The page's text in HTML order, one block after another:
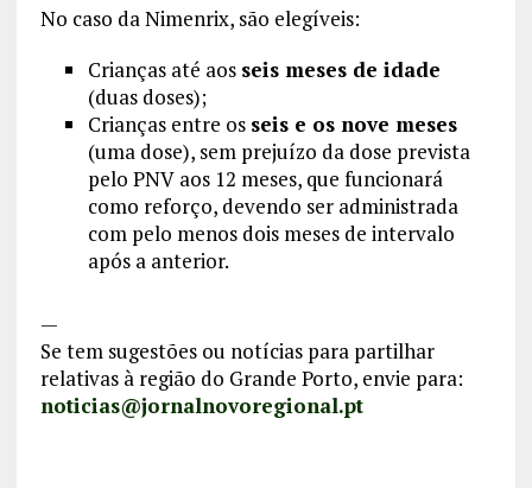
No caso da Nimenrix, são elegíveis:
Crianças até aos seis meses de idade
(duas doses);
Crianças entre os seis e os nove meses
(uma dose), sem prejuízo da dose prevista
pelo PNV aos 12 meses, que funcionará
como reforço, devendo ser administrada
com pelo menos dois meses de intervalo
após a anterior.
—
Se tem sugestões ou notícias para partilhar
relativas à região do Grande Porto, envie para:
noticias@jornalnovoregional.pt